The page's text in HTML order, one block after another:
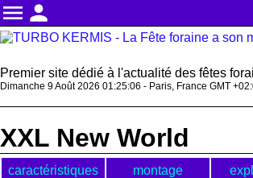
menu person
Premier site dédié à l'actualité des fêtes
Dimanche 9 Août 2026 01:25:06 - Paris, France GMT
XXL New World
caractéristiques montage